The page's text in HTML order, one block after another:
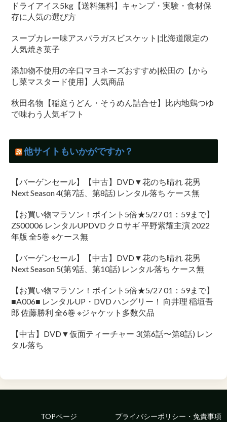
ドライアイス5kg【送料無料】キャンプ・実験・食材保
存に人気の選び方
スープカレー味アスパラガスビスケット|北海道限定の
人気焼き菓子
添加物不使用の辛口マヨネーズおすすめ|松田の【から
し菜マスタード使用】人気商品
秋田名物【稲庭うどん・そうめん詰合せ】比内地鶏つゆ
で味わう人気ギフト
他サイトもいかがですか？
【バーゲンセール】【中古】DVD▼花のち晴れ 花男
Next Season 4(第7話、第8話) レンタル落ち ケース無
【お買い物マラソン！ポイント5倍★5/27 01：59まで】
ZS00006 レンタルUPDVD クロサギ 平野紫耀主演 2022
年版 全5巻 ※ケース無
【バーゲンセール】【中古】DVD▼花のち晴れ 花男
Next Season 5(第9話、第10話) レンタル落ち ケース無
【お買い物マラソン！ポイント5倍★5/27 01：59まで】
■A006■ レンタルUP・DVD ハングリー！ 向井理 稲垣吾
郎 佐藤勝利 全6巻 ※ジャケット多数欠品
【中古】DVD▼仮面ティーチャー 3(第6話〜第8話) レン
タル落ち
TOPページ プライバシーポリシー・免責事項